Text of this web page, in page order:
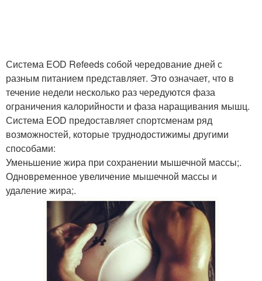
Система EOD Refeeds собой чередование дней с
разным питанием представляет. Это означает, что в
течение недели несколько раз чередуются фаза
ограничения калорийности и фаза наращивания мышц.
Система EOD предоставляет спортсменам ряд
возможностей, которые труднодостижимы другими
способами:
Уменьшение жира при сохранении мышечной массы;.
Одновременное увеличение мышечной массы и
удаление жира;.